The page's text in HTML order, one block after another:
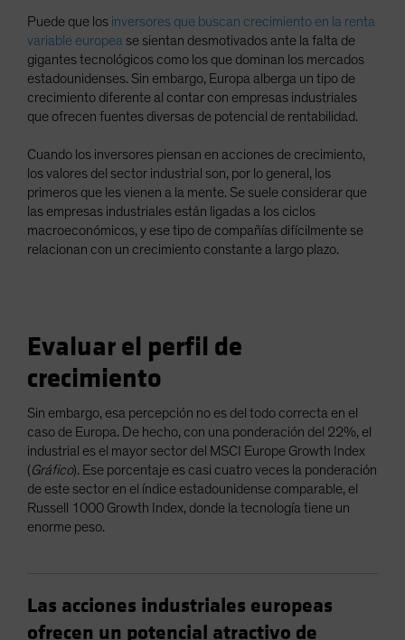
Switzerland
Taiwan - 台灣
United States (US Citizens)
US (Non-US Citizens/NRC)
Puede que los inversores que buscan crecimiento en la renta
variable europea se sientan desmotivados ante la falta de
gigantes tecnológicos como los que dominan los mercados
estadounidenses. Sin embargo, Europa alberga un tipo de
crecimiento diferente al contar con empresas industriales
que ofrecen fuentes diversas de potencial de rentabilidad.
Cuando los inversores piensan en acciones de crecimiento,
los valores del sector industrial son, por lo general, los
primeros que les vienen a la mente. Se suele considerar que
las empresas industriales están ligadas a los ciclos
macroeconómicos, y ese tipo de compañías difícilmente se
relacionan con un crecimiento constante a largo plazo.
Evaluar el perfil de
crecimiento
Sin embargo, esa percepción no es del todo correcta en el
caso de Europa. De hecho, con una ponderación del 22%, el
industrial es el mayor sector del MSCI Europe Growth Index
(Gráfico). Ese porcentaje es casi cuatro veces la ponderación
de este sector en el índice estadounidense comparable, el
Russell 1000 Growth Index, donde la tecnología tiene un
enorme peso.
Las acciones industriales europeas
ofrecen un potencial atractivo de